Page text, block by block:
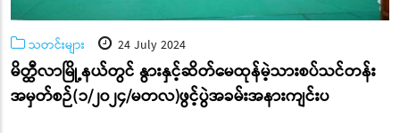
သတင်းများ 24 July 2024
မိတ္ထီလာမြို့နယ်တွင် နွားနှင့်ဆိတ်မေထုန်မဲ့သားစပ်သင်တန်း
အမှတ်စဉ်(၁/၂၀၂၄/မတလ)ဖွင့်ပွဲအခမ်းအနားကျင်းပ